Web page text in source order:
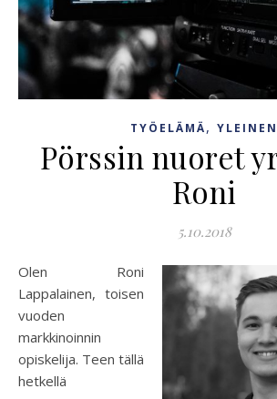
TYÖELÄMÄ, YLEINEN
Pörssin nuoret
Roni
5.10.2018
Olen Roni
Lappalainen, toisen
vuoden
markkinoinnin
opiskelija. Teen tällä
hetkellä